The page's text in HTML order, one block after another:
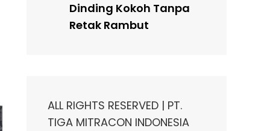
Dinding Kokoh Tanpa
Retak Rambut
ALL RIGHTS RESERVED | PT.
TIGA MITRACON INDONESIA